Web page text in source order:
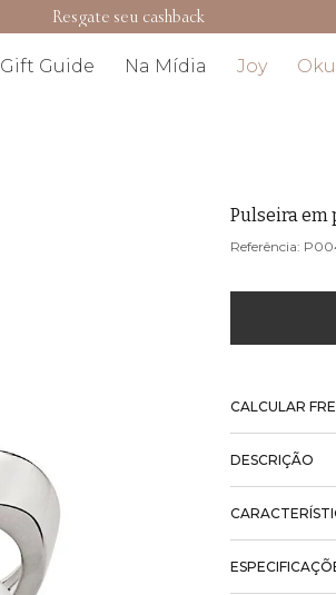
Resgate seu cashback
Gift Guide Na Mídia Joy
Pulseira em
CALCULAR
DESCRIÇÃO